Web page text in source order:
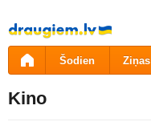
Pāriet
uz
saturu
Šodien Ziņas
Kino